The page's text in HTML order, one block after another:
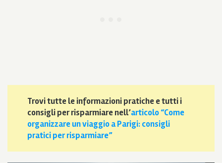
Trovi tutte le informazioni pratiche e tutti i
consigli per risparmiare nell’articolo “Come
organizzare un viaggio a Parigi: consigli
pratici per risparmiare”